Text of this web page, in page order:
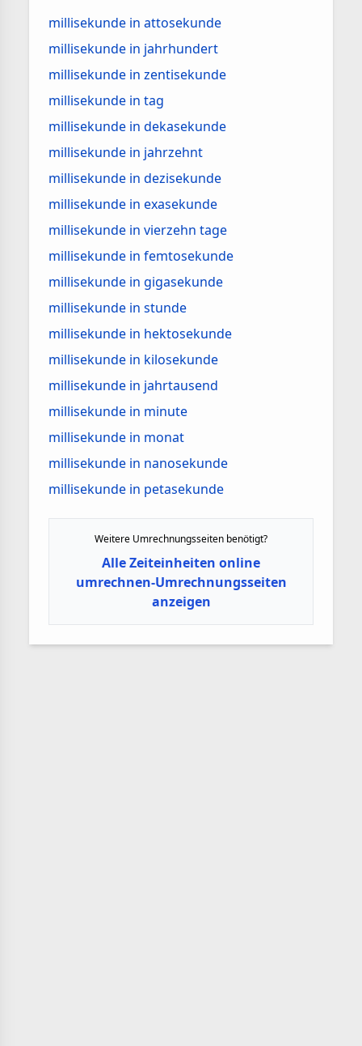
millisekunde in attosekunde
millisekunde in jahrhundert
millisekunde in zentisekunde
millisekunde in tag
millisekunde in dekasekunde
millisekunde in jahrzehnt
millisekunde in dezisekunde
millisekunde in exasekunde
millisekunde in vierzehn tage
millisekunde in femtosekunde
millisekunde in gigasekunde
millisekunde in stunde
millisekunde in hektosekunde
millisekunde in kilosekunde
millisekunde in jahrtausend
millisekunde in minute
millisekunde in monat
millisekunde in nanosekunde
millisekunde in petasekunde
Weitere Umrechnungsseiten benötigt?
Alle Zeiteinheiten online
umrechnen-Umrechnungsseiten
anzeigen